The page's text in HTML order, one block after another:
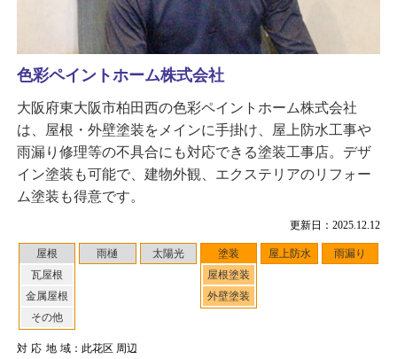
更新日：2025.12.12
屋根
瓦屋根
金属屋根
その他
雨樋 太陽光
塗装
屋根塗装
外壁塗装
屋上防水 雨漏り
対応地域：此花区 周辺
色彩ペイントホーム株式会社
大阪府東大阪市柏田西の色彩ペイントホーム株式会社
は、屋根・外壁塗装をメインに手掛け、屋上防水工事や
雨漏り修理等の不具合にも対応できる塗装工事店。デザ
イン塗装も可能で、建物外観、エクステリアのリフォー
ム塗装も得意です。